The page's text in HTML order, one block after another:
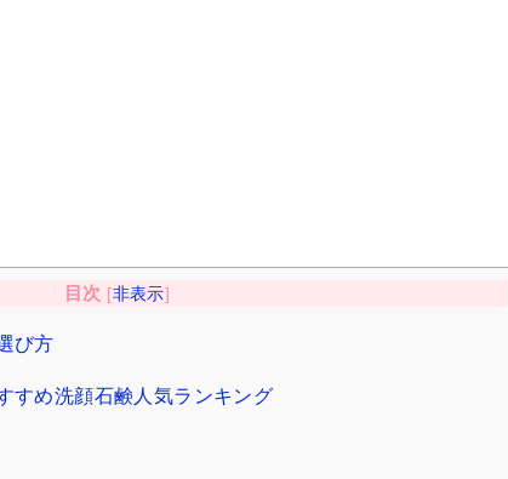
目次 [非表示]
び方
すめ洗顔石鹸人気ランキング